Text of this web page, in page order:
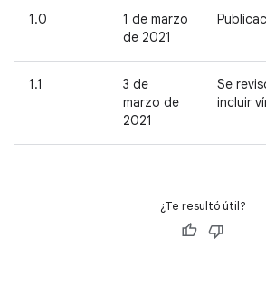
1.0
1 de marzo
de 2021
1.1
3 de
marzo de
2021
Se
incluir
¿Te resultó útil?